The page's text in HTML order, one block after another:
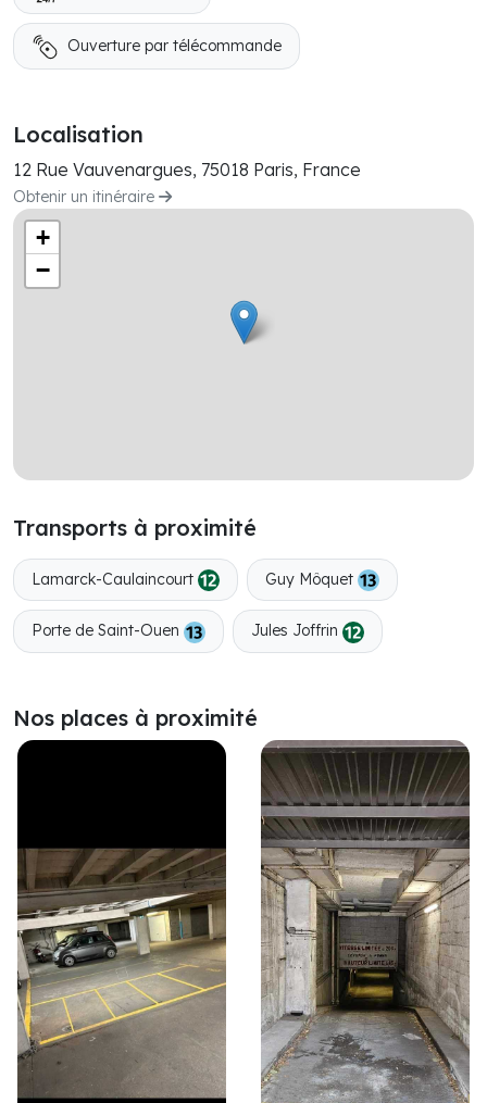
Ouverture par télécommande
Localisation
12 Rue Vauvenargues, 75018 Paris, France
Obtenir un itinéraire
+
−
Transports à proximité
Lamarck-Caulaincourt Guy Môquet
Porte de Saint-Ouen Jules Joffrin
Nos places à proximité